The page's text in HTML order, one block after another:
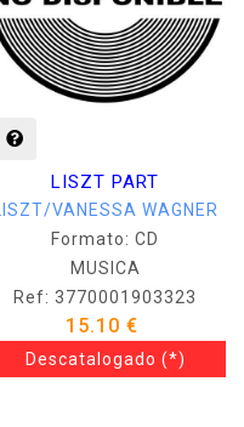
LISZT PART
LISZT/VANESSA WAGNER
Formato: CD
MUSICA
Ref: 3770001903323
15.10 €
Descatalogado (*)